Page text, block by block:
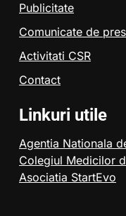
Publicitate
Comunicate de
Activitati CSR
Contact
Linkuri utile
Agentia Nationala
Colegiul Medicilor
Asociatia StartEvo